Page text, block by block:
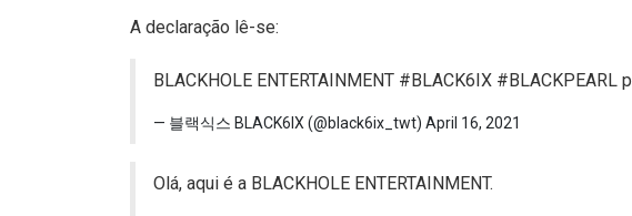
A declaração lê-se:
BLACKHOLE ENTERTAINMENT #BLACK6IX #BLACKPEARL
— 블랙식스 BLACK6IX (@black6ix_twt) April 16, 2021
Olá, aqui é a BLACKHOLE ENTERTAINMENT.